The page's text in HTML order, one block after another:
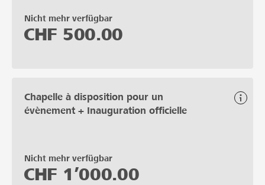
Nicht mehr verfügbar
CHF 500.00
Chapelle à disposition pour un
évènement + Inauguration officielle
Nicht mehr verfügbar
CHF 1’000.00